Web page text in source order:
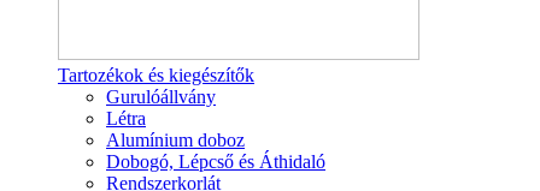
Tartozékok és kiegészítők
Gurulóállvány
Létra
Alumínium doboz
Dobogó, Lépcső és Áthidaló
Rendszerkorlát